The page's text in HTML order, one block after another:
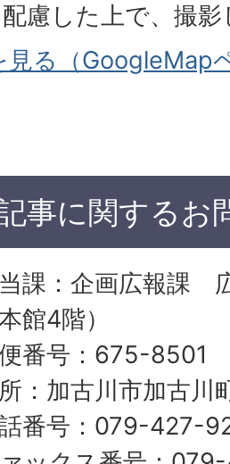
慮した上で、撮
見る（GoogleMap
事に関するお
課：企画広報課
本館4階）
番号：675-8501
：加古川市加古川
番号：079-427-